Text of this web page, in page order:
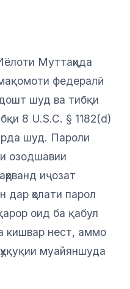
Муттаҳида
федералӣ
шуд ва тибқи
8 U.S.C. § 1182(d)
шуд. Пароли
озодшавии
иҷозат
ҳолати парол
оид ба қабул
кишвар нест, аммо
муайяншуда